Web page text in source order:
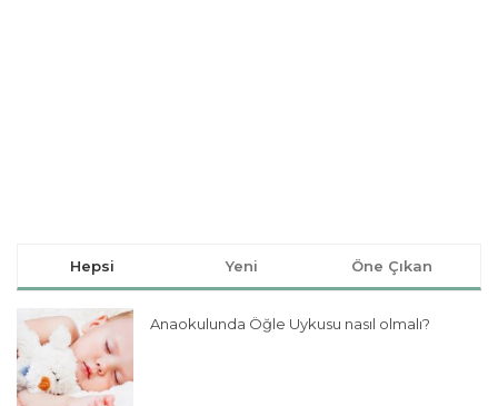
Hepsi Yeni Öne Çıkan
Anaokulunda Öğle Uykusu nasıl olmalı?